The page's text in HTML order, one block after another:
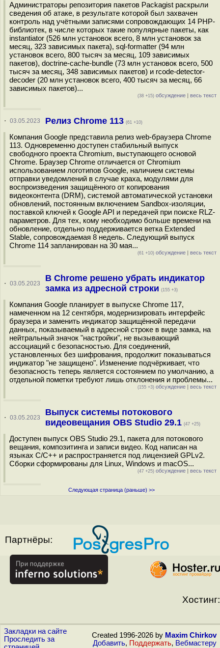
Администраторы репозитория пакетов Packagist раскрыли
сведения об атаке, в результате которой был захвачен
контроль над учётными записями сопровождающих 14 PHP-
библиотек, в числе которых такие популярные пакеты, как
instantiator (526 млн установок всего, 8 млн установок за
месяц, 323 зависимых пакета), sql-formatter (94 млн
установок всего, 800 тысяч за месяц, 109 зависимых
пакетов), doctrine-cache-bundle (73 млн установок всего, 500
тысяч за месяц, 348 зависимых пакетов) и rcode-detector-
decoder (20 млн установок всего, 400 тысяч за месяц, 66
зависимых пакетов)...
(38 +15) обсуждение | весь текст
· 03.05.2023 Релиз Chrome 113 (61 +10)
Компания Google представила релиз web-браузера Chrome
113. Одновременно доступен стабильный выпуск
свободного проекта Chromium, выступающего основой
Chrome. Браузер Chrome отличается от Chromium
использованием логотипов Google, наличием системы
отправки уведомлений в случае краха, модулями для
воспроизведения защищённого от копирования
видеоконтента (DRM), системой автоматической установки
обновлений, постоянным включением Sandbox-изоляции,
поставкой ключей к Google API и передачей при поиске RLZ-
параметров. Для тех, кому необходимо больше времени на
обновление, отдельно поддерживается ветка Extended
Stable, сопровождаемая 8 недель. Следующий выпуск
Chrome 114 запланирован на 30 мая...
(61 +10) обсуждение | весь текст
· 03.05.2023
В Chrome решено убрать индикатор
замка из адресной строки (155 +3)
Компания Google планирует в выпуске Chrome 117,
намеченном на 12 сентября, модернизировать интерфейс
браузера и заменить индикатор защищённой передачи
данных, показываемый в адресной строке в виде замка, на
нейтральный значок "настройки", не вызывающий
ассоциаций с безопасностью. Для соединений,
установленных без шифрования, продолжит показываться
индикатор "не защищено". Изменение подчёркивает, что
безопасность теперь является состоянием по умолчанию, а
отдельной пометки требуют лишь отклонения и проблемы...
(155 +3) обсуждение | весь текст
· 03.05.2023
Выпуск системы потокового
видеовещания OBS Studio 29.1 (47 +25)
Доступен выпуск OBS Studio 29.1, пакета для потокового
вещания, композитинга и записи видео. Код написан на
языках C/C++ и распространяется под лицензией GPLv2.
Сборки сформированы для Linux, Windows и macOS...
(47 +25) обсуждение | весь текст
Следующая страница (раньше) >>
Партнёры:
Хостинг:
Закладки на сайте
Проследить за
Created 1996-2026 by Maxim Chirkov
Добавить, Поддержать, Вебмастеру